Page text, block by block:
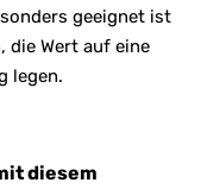
geeignet ist
die Wert auf eine
legen.
diesem